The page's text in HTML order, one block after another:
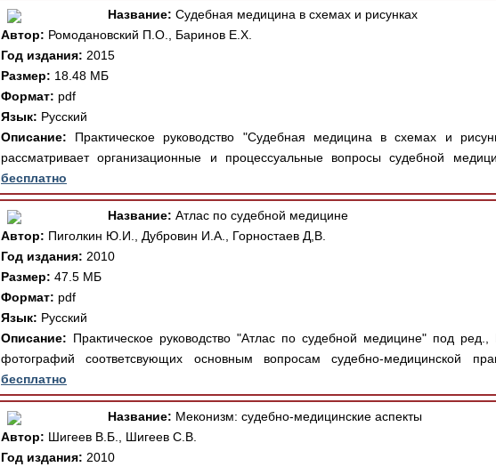
Название: Судебная медицина в схемах и рисунках
Автор: Ромодановский П.О., Баринов Е.Х.
Год издания: 2015
Размер: 18.48 МБ
Формат: pdf
Язык: Русский
Описание: Практическое руководство "Судебная медицина в схемах и
рассматривает организационные и процессуальные вопросы судебной
бесплатно
Название: Атлас по судебной медицине
Автор: Пиголкин Ю.И., Дубровин И.А., Горностаев Д,В.
Год издания: 2010
Размер: 47.5 МБ
Формат: pdf
Язык: Русский
Описание: Практическое руководство "Атлас по судебной медицине" под
фотографий соответсвующих основным вопросам судебно-медицинской
бесплатно
Название: Меконизм: судебно-медицинские аспекты
Автор: Шигеев В.Б., Шигеев С.В.
Год издания: 2010